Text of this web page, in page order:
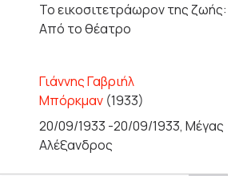
Το εικοσιτετράωρον της ζωής:
Από το θέατρο
Γιάννης Γαβριήλ
Μπόρκμαν (1933)
20/09/1933 -20/09/1933, Μέγας
Αλέξανδρος